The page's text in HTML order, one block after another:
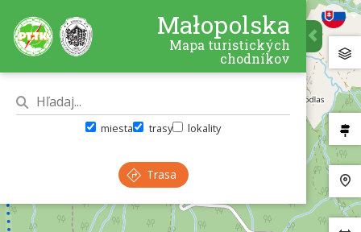
Małopolska
Mapa turistických
chodníkov
miesta trasy lokality
Trasa